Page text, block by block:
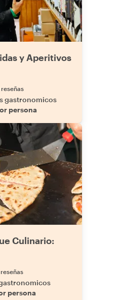
y Aperitivos
gastronomicos
persona
Culinario:
persona